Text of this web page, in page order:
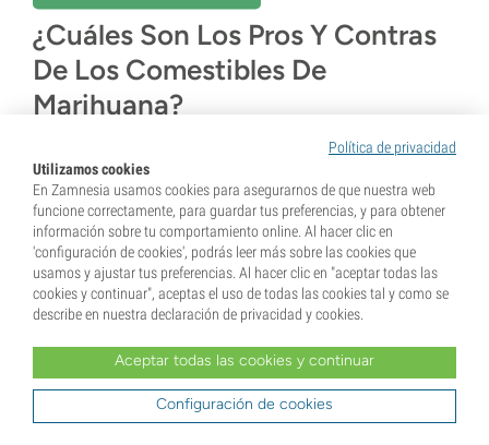
¿Cuáles Son Los Pros Y Contras
De Los Comestibles De
Marihuana?
Si prefieres un método para consumir marihuana
menos perjudicial para los pulmones, los comestibles
son tu mejor opción. Sin embargo, tienen una serie de
pros y contras, que analizaremos en este...
4 min
Política de privacidad
Utilizamos cookies
En Zamnesia usamos cookies para asegurarnos de que nuestra web
funcione correctamente, para guardar tus preferencias, y para obtener
información sobre tu comportamiento online. Al hacer clic en
'configuración de cookies', podrás leer más sobre las cookies que
usamos y ajustar tus preferencias. Al hacer clic en "aceptar todas las
cookies y continuar", aceptas el uso de todas las cookies tal y como se
describe en nuestra declaración de privacidad y cookies.
Aceptar todas las cookies y continuar
Configuración de cookies